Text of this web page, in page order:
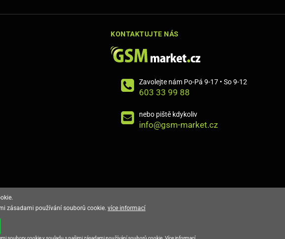
KONTAKTUJTE NÁS
Zavolejte nám Po-Pá 9-17 • So 9-12
603 33 99 88
nebo piště kdykoliv
info@gsm-market.cz
zásadami používání souborů cookie. více informací
soubory cookie v souladu s našimi zásadami používání souborů cookie. Více informací